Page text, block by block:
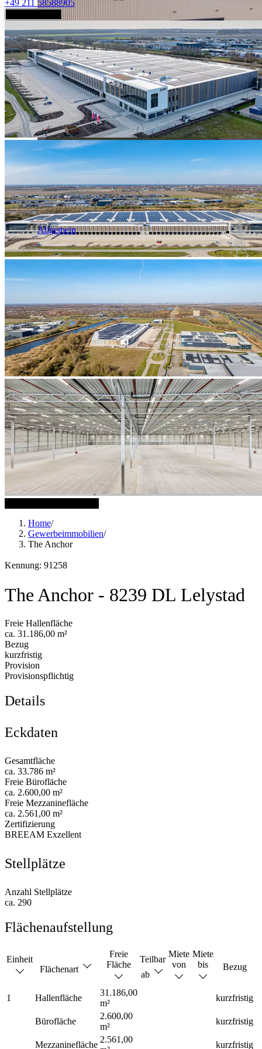
Industrie & Logistik
Allgemein
+49 211 58588905
Home/
Gewerbeimmobilien/
The Anchor
Kennung: 91258
The Anchor - 8239 DL Lelystad
Freie Hallenfläche
ca. 31.186,00 m²
Bezug
kurzfristig
Provision
Provisionspflichtig
Details
Eckdaten
Gesamtfläche
ca. 33.786 m²
Freie Bürofläche
ca. 2.600,00 m²
Freie Mezzaninefläche
ca. 2.561,00 m²
Zertifizierung
BREEAM Exzellent
Stellplätze
Anzahl Stellplätze
ca. 290
Flächenaufstellung
Einheit
Flächenart
Freie
Fläche
Teilbar
ab
Miete
von
Miete
bis
Bezug
1 Hallenfläche
31.186,00
m²
kurzfristig
Bürofläche
2.600,00
m²
kurzfristig
Mezzaninefläche
2.561,00
kurzfristig